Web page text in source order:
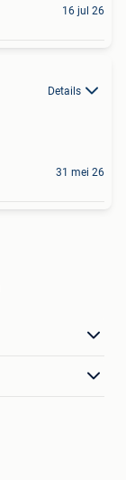
16 jul 26
Details
31 mei 26